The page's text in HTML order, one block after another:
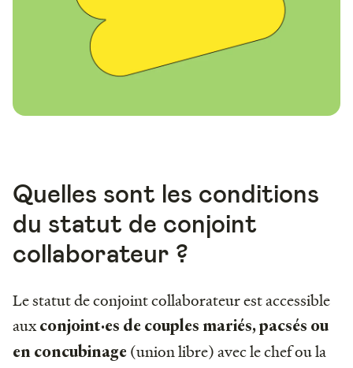
Quelles sont les conditions
du statut de conjoint
collaborateur ?
Le statut de conjoint collaborateur est accessible
auxconjoint·es de couples mariés, pacsés ou
en concubinage (union libre) avec le chef ou la